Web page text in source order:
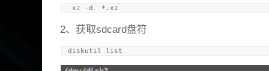
2、获取sdcard盘符